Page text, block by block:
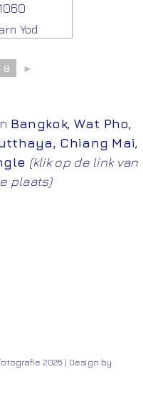
Yod
8 ►
Bangkok,Wat Pho,
, Chiang Mai,
(klik op de link van
plaats)
2026 | Design by